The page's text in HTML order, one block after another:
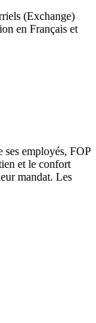
(Exchange)
en Français et
ses employés, FOP
et le confort
mandat. Les